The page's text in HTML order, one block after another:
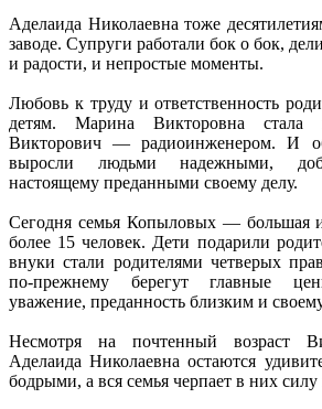
Аделаида Николаевна тоже
заводе. Супруги работали бок о бок,
и радости, и непростые моменты.
Любовь к труду и ответственность
детям. Марина Викторовна стала
Викторович — радиоинженером. И
выросли людьми надежными,
настоящему преданными своему делу.
Сегодня семья Копыловых — большая
более 15 человек. Дети подарили
внуки стали родителями четверых
по-прежнему берегут главные
уважение, преданность близким и
Несмотря на почтенный возраст
Аделаида Николаевна остаются
бодрыми, а вся семья черпает в них